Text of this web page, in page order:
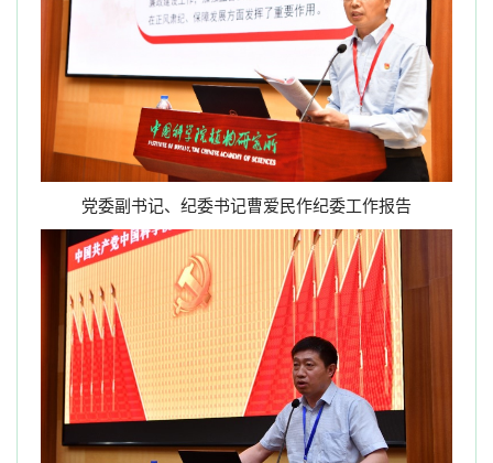
党委副书记、纪委书记曹爱民作纪委工作报告